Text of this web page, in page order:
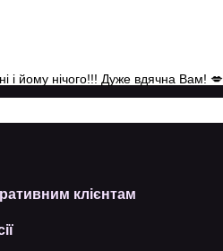
і йому нічого!!! Дуже вдячна Вам! 💋
клієнтам